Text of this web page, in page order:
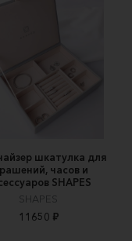
шкатулка для
часов и
SHAPES
SHAPES
11650 ₽